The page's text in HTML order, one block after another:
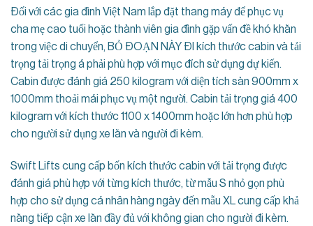
Đối với các gia đình Việt Nam lắp đặt thang máy để phục vụ
cha mẹ cao tuổi hoặc thành viên gia đình gặp vấn đề khó khăn
trong việc di chuyển, BỎ ĐOẠN NÀY ĐI kích thước cabin và tải
trọng tải trọng á phải phù hợp với mục đích sử dụng dự kiến.
Cabin được đánh giá 250 kilogram với diện tích sàn 900mm x
1000mm thoải mái phục vụ một người. Cabin tải trọng giá 400
kilogram với kích thước 1100 x 1400mm hoặc lớn hơn phù hợp
cho người sử dụng xe lăn và người đi kèm.
Swift Lifts cung cấp bốn kích thước cabin với tải trọng được
đánh giá phù hợp với từng kích thước, từ mẫu S nhỏ gọn phù
hợp cho sử dụng cá nhân hàng ngày đến mẫu XL cung cấp khả
năng tiếp cận xe lăn đầy đủ với không gian cho người đi kèm.